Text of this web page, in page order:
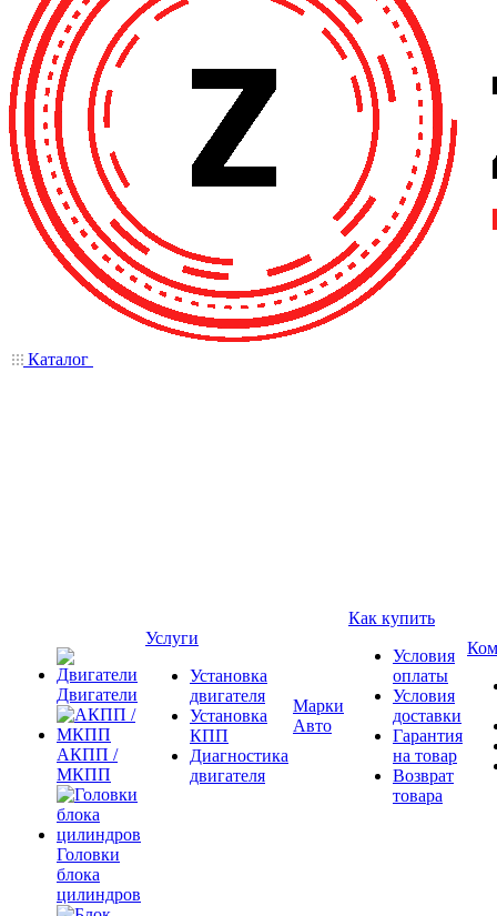
Каталог
Двигатели
АКПП /
МКПП
Головки
блока
цилиндров
Услуги
Установка
двигателя
Установка
КПП
Диагностика
двигателя
Марки
Авто
Как купить
Условия
оплаты
Условия
доставки
Гарантия
на товар
Возврат
товара